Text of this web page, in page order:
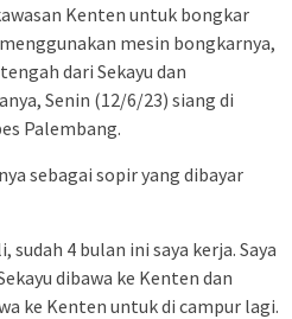
Kenten untuk bongkar
mesin bongkarnya,
dari Sekayu dan
Senin (12/6/23) siang di
Palembang.
sebagai sopir yang dibayar
sudah 4 bulan ini saya kerja. Saya
dibawa ke Kenten dan
ke Kenten untuk di campur lagi.